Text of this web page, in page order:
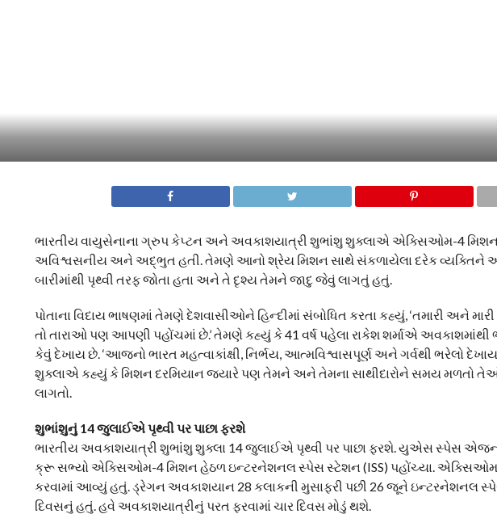
ભારતીય વાયુસેનાના ગ્રુપ કેપ્ટન અને અવકાશયાત્રી શુભાંશુ શુક્લાએ એક્સિઓમ-4
અવિશ્વસનીય અને અદ્ભુત હતી. તેમણે આનો શ્રેય મિશન સાથે સંકળાયેલા દરેક
બારીમાંથી પૃથ્વી તરફ જોતા હતા અને તે દૃશ્ય તેમને જાદુ જેવું લાગતું હતું.
પોતાના વિદાય ભાષણમાં તેમણે દેશવાસીઓને હિન્દીમાં સંબોધિત કરતા કહ્યું, ‘તમારી અને
તો તારાઓ પણ આપણી પહોંચમાં છે.’ તેમણે કહ્યું કે 41 વર્ષ પહેલા રાકેશ શર્માએ
કેવું દેખાય છે. ‘આજનો ભારત મહત્વાકાંક્ષી, નિર્ભય, આત્મવિશ્વાસપૂર્ણ અને ગર્વથી ભરેલો
શુક્લાએ કહ્યું કે મિશન દરમિયાન જ્યારે પણ તેમને અને તેમના સાથીદારોને સમય મળતો
લાગતો.
શુભાંશુનું 14 જુલાઈએ પૃથ્વી પર પાછા ફરશે
ભારતીય અવકાશયાત્રી શુભાંશુ શુક્લા 14 જુલાઈએ પૃથ્વી પર પાછા ફરશે. યુએસ સ્પેસ
ક્રૂ સભ્યો એક્સિઓમ-4 મિશન હેઠળ ઇન્ટરનેશનલ સ્પેસ સ્ટેશન (ISS) પહોંચ્યા. એક્સિઓમ
કરવામાં આવ્યું હતું. ડ્રેગન અવકાશયાન 28 કલાકની મુસાફરી પછી 26 જૂને ઇન્ટરનેશનલ
દિવસનું હતું. હવે અવકાશયાત્રીનું પરત ફરવામાં ચાર દિવસ મોડું થશે.